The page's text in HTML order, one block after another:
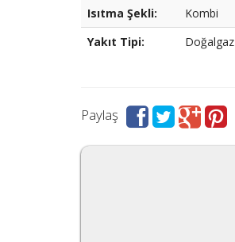
Isıtma Şekli:
Kombi
Yakıt Tipi:
Doğalgaz
Paylaş